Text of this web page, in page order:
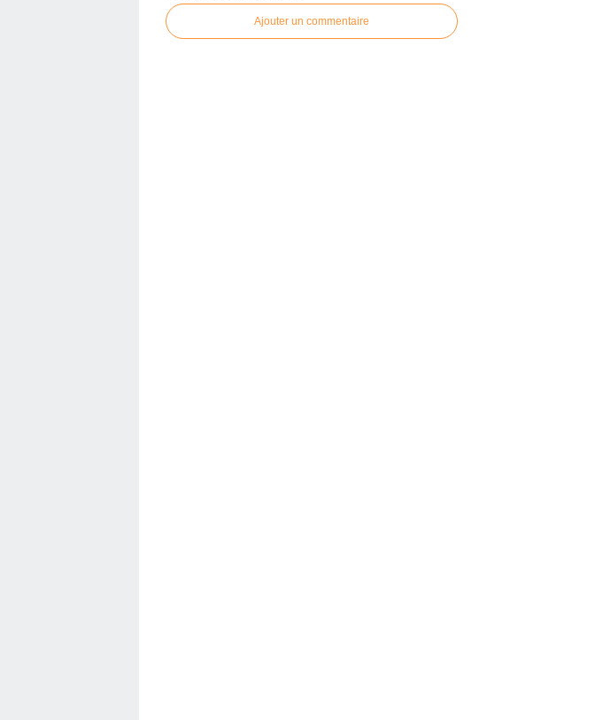
Ajouter un commentaire